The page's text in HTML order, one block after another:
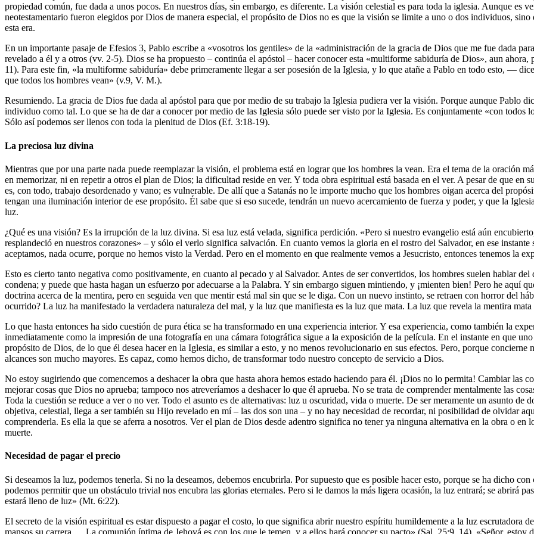
propiedad común, fue dada a unos pocos. En nuestros días, sin embargo, es diferente. La visión celestial es para toda la iglesia. Aunque es
neotestamentario fueron elegidos por Dios de manera especial, el propósito de Dios no es que la visión se limite a uno o dos individuos,
esta era.
En un importante pasaje de Efesios 3, Pablo escribe a «vosotros los gentiles» de la «administración de la gracia de Dios que me fue dada
revelado a él y a otros (vv. 2-5). Dios se ha propuesto – continúa el apóstol – hacer conocer esta «multiforme sabiduría de Dios», aun
11). Para este fin, «la multiforme sabiduría» debe primeramente llegar a ser posesión de la Iglesia, y lo que atañe a Pablo en todo esto, —
que todos los hombres vean» (v.9, V. M.).
Resumiendo. La gracia de Dios fue dada al apóstol para que por medio de su trabajo la Iglesia pudiera ver la visión. Porque aunque Pablo
individuo como tal. Lo que se ha de dar a conocer por medio de las Iglesia sólo puede ser visto por la Iglesia. Es conjuntamente «con todos
Sólo así podemos ser llenos con toda la plenitud de Dios (Ef. 3:18-19).
La preciosa luz divina
Mientras que por una parte nada puede reemplazar la visión, el problema está en lograr que los hombres la vean. Era el tema de la oración
en memorizar, ni en repetir a otros el plan de Dios; la dificultad reside en ver. Y toda obra espiritual está basada en el ver. A pesar de que en
es, con todo, trabajo desordenado y vano; es vulnerable. De allí que a Satanás no le importe mucho que los hombres oigan acerca del
tengan una iluminación interior de ese propósito. Él sabe que si eso sucede, tendrán un nuevo acercamiento de fuerza y poder, y que la
luz.
¿Qué es una visión? Es la irrupción de la luz divina. Si esa luz está velada, significa perdición. «Pero si nuestro evangelio está aún
resplandeció en nuestros corazones» – y sólo el verlo significa salvación. En cuanto vemos la gloria en el rostro del Salvador, en ese
aceptamos, nada ocurre, porque no hemos visto la Verdad. Pero en el momento en que realmente vemos a Jesucristo, entonces tenemos la
Esto es cierto tanto negativa como positivamente, en cuanto al pecado y al Salvador. Antes de ser convertidos, los hombres suelen hablar
condena; y puede que hasta hagan un esfuerzo por adecuarse a la Palabra. Y sin embargo siguen mintiendo, y ¡mienten bien! Pero he aquí
doctrina acerca de la mentira, pero en seguida ven que mentir está mal sin que se le diga. Con un nuevo instinto, se retraen con horror del
ocurrido? La luz ha manifestado la verdadera naturaleza del mal, y la luz que manifiesta es la luz que mata. La luz que revela la mentira mata
Lo que hasta entonces ha sido cuestión de pura ética se ha transformado en una experiencia interior. Y esa experiencia, como también la
inmediatamente como la impresión de una fotografía en una cámara fotográfica sigue a la exposición de la película. En el instante en que
propósito de Dios, de lo que él desea hacer en la Iglesia, es similar a esto, y no menos revolucionario en sus efectos. Pero, porque
alcances son mucho mayores. Es capaz, como hemos dicho, de transformar todo nuestro concepto de servicio a Dios.
No estoy sugiriendo que comencemos a deshacer la obra que hasta ahora hemos estado haciendo para él. ¡Dios no lo permita! Cambiar las
mejorar cosas que Dios no aprueba; tampoco nos atreveríamos a deshacer lo que él aprueba. No se trata de comprender mentalmente las
Toda la cuestión se reduce a ver o no ver. Todo el asunto es de alternativas: luz u oscuridad, vida o muerte. De ser meramente un asunto
objetiva, celestial, llega a ser también su Hijo revelado en mí – las dos son una – y no hay necesidad de recordar, ni posibilidad de olvidar
comprenderla. Es ella la que se aferra a nosotros. Ver el plan de Dios desde adentro significa no tener ya ninguna alternativa en la obra o en
muerte.
Necesidad de pagar el precio
Si deseamos la luz, podemos tenerla. Si no la deseamos, debemos encubrirla. Por supuesto que es posible hacer esto, porque se ha dicho
podemos permitir que un obstáculo trivial nos encubra las glorias eternales. Pero si le damos la más ligera ocasión, la luz entrará; se abrirá
estará lleno de luz» (Mt. 6:22).
El secreto de la visión espiritual es estar dispuesto a pagar el costo, lo que significa abrir nuestro espíritu humildemente a la luz escrutadora
mansos su carrera … La comunión íntima de Jehová es con los que le temen, y a ellos hará conocer su pacto» (Sal. 25:9, 14). «Señor,